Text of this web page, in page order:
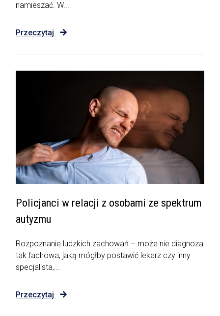
namieszać. W...
Przeczytaj
Policjanci w relacji z osobami ze spektrum
autyzmu
Rozpoznanie ludzkich zachowań – może nie diagnoza
tak fachowa, jaką mógłby postawić lekarz czy inny
specjalista,...
Przeczytaj